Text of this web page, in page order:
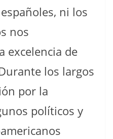
ni los
nos
excelencia de
los largos
por la
políticos y